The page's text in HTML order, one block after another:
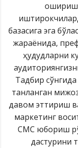
базасига эга
жараёнида,
ҳудудларни
Тадбир сўнгида
танланган
давом эттириш
маркетинг
СМС юбориш
дастурини